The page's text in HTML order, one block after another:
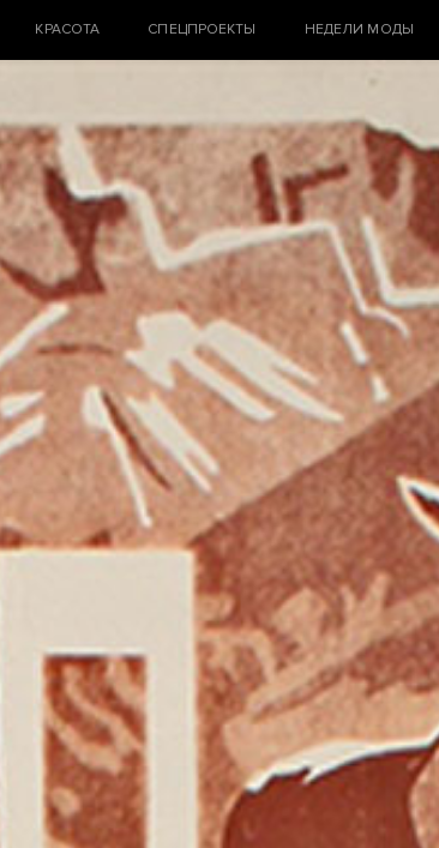
КРАСОТА СПЕЦПРОЕКТЫ НЕДЕЛИ МОДЫ